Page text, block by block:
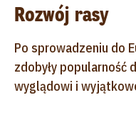
Rozwój rasy
Po sprowadzeniu do
zdobyły popularność
wyglądowi i